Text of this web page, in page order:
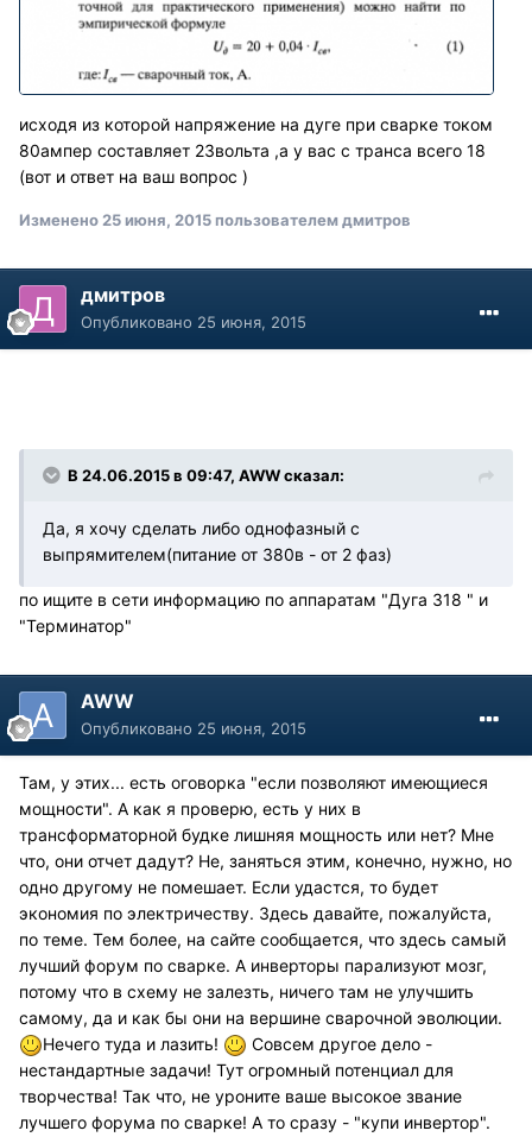
исходя из которой напряжение на дуге при сварке током
80ампер составляет 23вольта ,а у вас с транса всего 18
(вот и ответ на ваш вопрос )
Изменено 25 июня, 2015пользователем дмитров
дмитров
Опубликовано 25 июня, 2015
В 24.06.2015 в 09:47, AWW сказал:
Да, я хочу сделать либо однофазный с
выпрямителем(питание от 380в - от 2 фаз)
по ищите в сети информацию по аппаратам "Дуга 318 " и
"Терминатор"
AWW
Опубликовано 25 июня, 2015
Там, у этих... есть оговорка "если позволяют имеющиеся
мощности". А как я проверю, есть у них в
трансформаторной будке лишняя мощность или нет? Мне
что, они отчет дадут? Не, заняться этим, конечно, нужно, но
одно другому не помешает. Если удастся, то будет
экономия по электричеству. Здесь давайте, пожалуйста,
по теме. Тем более, на сайте сообщается, что здесь самый
лучший форум по сварке. А инверторы парализуют мозг,
потому что в схему не залезть, ничего там не улучшить
самому, да и как бы они на вершине сварочной эволюции.
Нечего туда и лазить!
Совсем другое дело -
нестандартные задачи! Тут огромный потенциал для
творчества! Так что, не уроните ваше высокое звание
лучшего форума по сварке! А то сразу - "купи инвертор".